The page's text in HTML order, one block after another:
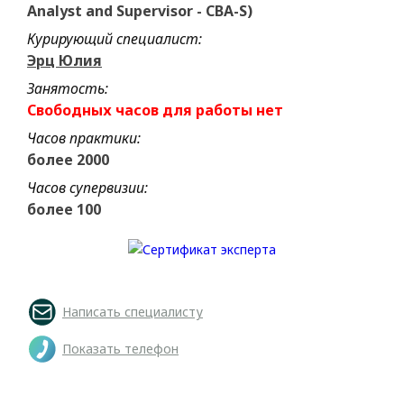
Analyst and Supervisor - CBA-S)
Курирующий специалист:
Эрц Юлия
Занятость:
Свободных часов для работы нет
Часов практики:
более 2000
Часов супервизии:
более 100
Написать специалисту
Показать телефон